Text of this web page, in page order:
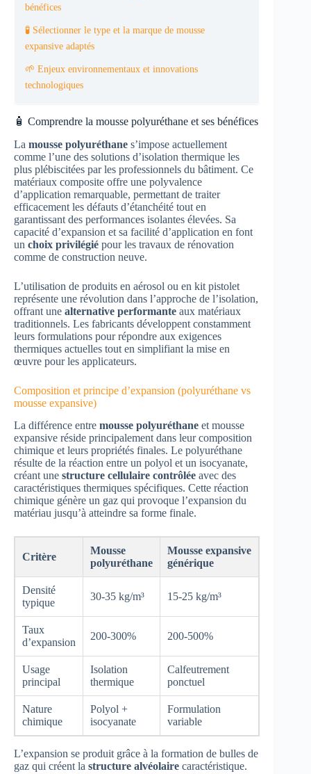
bénéfices
🧪 Sélectionner le type et la marque de mousse
expansive adaptés
🌱 Enjeux environnementaux et innovations
technologiques
🧴 Comprendre la mousse polyuréthane et ses bénéfices
La mousse polyuréthane s’impose actuellement
comme l’une des solutions d’isolation thermique les
plus plébiscitées par les professionnels du bâtiment. Ce
matériaux composite offre une polyvalence
d’application remarquable, permettant de traiter
efficacement les défauts d’étanchéité tout en
garantissant des performances isolantes élevées. Sa
capacité d’expansion et sa facilité d’application en font
un choix privilégié pour les travaux de rénovation
comme de construction neuve.
L’utilisation de produits en aérosol ou en kit pistolet
représente une révolution dans l’approche de l’isolation,
offrant une alternative performante aux matériaux
traditionnels. Les fabricants développent constamment
leurs formulations pour répondre aux exigences
thermiques actuelles tout en simplifiant la mise en
œuvre pour les applicateurs.
Composition et principe d’expansion (polyuréthane vs
mousse expansive)
La différence entre mousse polyuréthane et mousse
expansive réside principalement dans leur composition
chimique et leurs propriétés finales. Le polyuréthane
résulte de la réaction entre un polyol et un isocyanate,
créant une structure cellulaire contrôlée avec des
caractéristiques thermiques spécifiques. Cette réaction
chimique génère un gaz qui provoque l’expansion du
matériau jusqu’à atteindre sa forme finale.
Critère
Mousse
polyuréthane
Mousse expansive
générique
Densité
typique
30-35 kg/m³ 15-25 kg/m³
Taux
d’expansion
200-300% 200-500%
Usage
principal
Isolation
thermique
Calfeutrement
ponctuel
Nature
chimique
Polyol +
isocyanate
Formulation
variable
L’expansion se produit grâce à la formation de bulles de
gaz qui créent la structure alvéolaire caractéristique.